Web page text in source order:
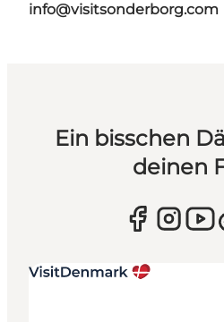
info@visitsonderborg.com
Ein bisschen
deinen